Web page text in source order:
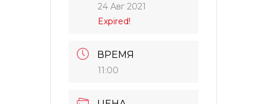
24 Авг 2021
Expired!
ВРЕМЯ
11:00